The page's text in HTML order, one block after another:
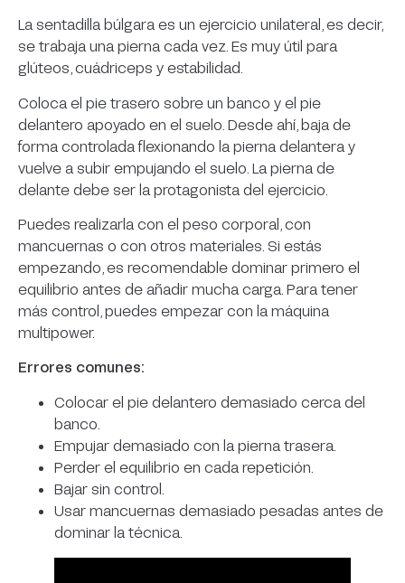
La sentadilla búlgara es un ejercicio unilateral, es decir,
se trabaja una pierna cada vez. Es muy útil para
glúteos, cuádriceps y estabilidad.
Coloca el pie trasero sobre un banco y el pie
delantero apoyado en el suelo. Desde ahí, baja de
forma controlada flexionando la pierna delantera y
vuelve a subir empujando el suelo. La pierna de
delante debe ser la protagonista del ejercicio.
Puedes realizarla con el peso corporal, con
mancuernas o con otros materiales. Si estás
empezando, es recomendable dominar primero el
equilibrio antes de añadir mucha carga. Para tener
más control, puedes empezar con la máquina
multipower.
Errores comunes:
Colocar el pie delantero demasiado cerca del
banco.
Empujar demasiado con la pierna trasera.
Perder el equilibrio en cada repetición.
Bajar sin control.
Usar mancuernas demasiado pesadas antes de
dominar la técnica.